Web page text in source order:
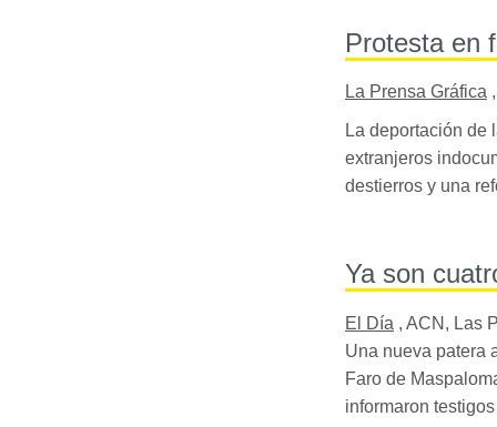
Protesta en
La Prensa Gráfica
La deportación de
extranjeros
destierros y una
Ya son
El Día , ACN, Las
Una nueva patera
Faro de
informaron